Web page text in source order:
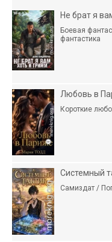
Не брат я
Боевая
фантастика
Любовь в
Короткие
Системный
Самиздат /